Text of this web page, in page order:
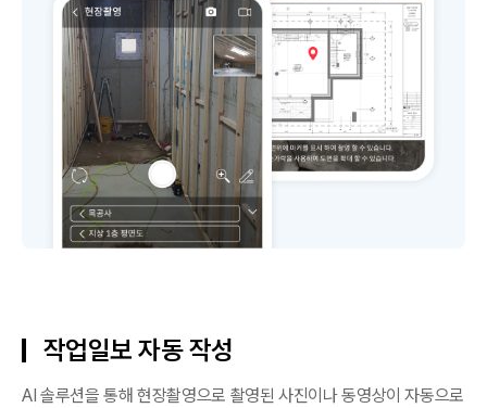
작업일보 자동 작성
AI 솔루션을 통해 현장촬영으로 촬영된 사진이나 동영상이 자동으로